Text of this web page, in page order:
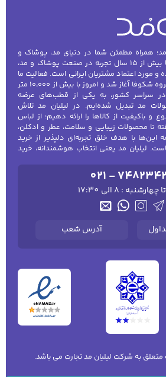
مد؛ همراه مطمئن شما در دنیای مد، پوشاک و
سبک زندگی | لیلیان مد، با بیش از ۱۵ سال تجربه در صنعت پوشاک و مد،
مورد اعتماد مشتریان ایرانی است. فعالیت ما
از سال ۲۰۰۸ زیرمجموعه گروه شکوفا آغاز شد و امروز با بیش از ۱۰٬۰۰۰ متر
سراسر کشور، به یکی از قطب‌های عرضه
مد تبدیل شده‌ایم. در لیلیان مد تلاش
و باکیفیت از کالاها را ارائه دهیم؛ از لباس
تا محصولات زیبایی و سلامت، عطر و ادکلن،
با هدف خلق تجربه‌ای دلپذیر از خرید
لیلیان مد یعنی انتخاب هوشمندانه، خرید
021 -
: 8 الی 17:30
آدرس شعب
به شرکت لیلیان مد تجارت می باشد.